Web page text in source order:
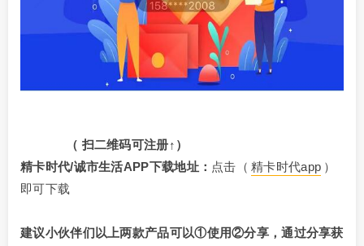
（ 扫二维码可注册↑）
精卡时代/诚市生活APP下载地址： 点击（ 精卡时代app ）
即可下载
建议小伙伴们以上两款产品可以①使用②分享，通过分享获